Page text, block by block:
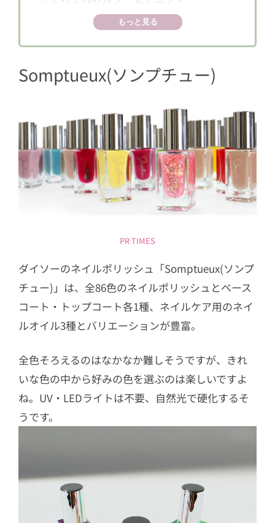
ST-NP-34
4.2ST-NP-66
ST-NP-67
もっと見る
Somptueux(ソンプチュー)
PR TIMES
ダイソーのネイルポリッシュ「Somptueux(ソンプ
チュー)」は、全86色のネイルポリッシュとベース
コート・トップコート各1種、ネイルケア用のネイ
ルオイル3種とバリエーションが豊富。
全色そろえるのはなかなか難しそうですが、きれ
いな色の中から好みの色を選ぶのは楽しいですよ
ね。UV・LEDライトは不要、自然光で硬化するそ
うです。